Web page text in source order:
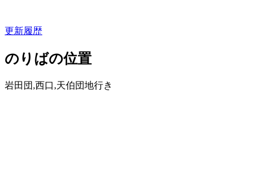
更新履歴
のりばの位置
岩田団,西口,天伯団地行き